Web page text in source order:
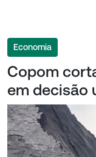
Economia
Copom
em decisão